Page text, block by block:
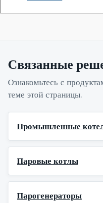
Связанные
Ознакомьтесь с
теме этой страницы.
Промышленные
Паровые котлы
Парогенераторы